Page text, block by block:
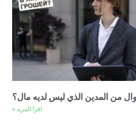
من المدين الذي ليس لديه مال؟
اقرأ المزيد >